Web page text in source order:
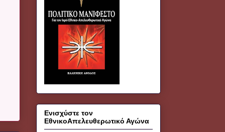
Ενισχύστε τον
ΕθνικοΑπελευθερωτικό Αγώνα